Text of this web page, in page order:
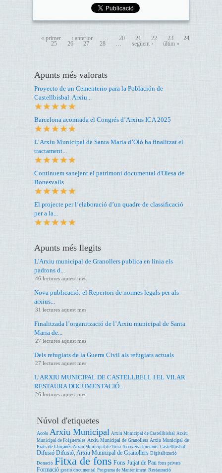
« primer ‹ anterior … 20 21 22 23
24
25
26 27 28 … següent › últim »
Apunts més valorats
Proyecto de un Cementerio para la Población de
Castellbisbal. Arxiu...
Barcelona acomiada el Congrés d’Arxius ICA 2025
L’Arxiu Municipal de Santa Maria d’Oló ha finalitzat el
tractament...
Continuem sanejant el patrimoni documental d'Olesa de
Bonesvalls
El projecte per l’elaboració d’un quadre de classificació
per a la...
Apunts més llegits
L'Arxiu municipal de Granollers publica en línia els
padrons d...
46 lectures aquest mes
Nova publicació: el Repertori de normes legals per als
arxius...
31 lectures aquest mes
Finalitzada l’organització de l’Arxiu municipal de Santa
Maria de...
27 lectures aquest mes
Dels refugiats de la Guerra Civil als refugiats actuals
27 lectures aquest mes
L’ARXIU MUNICIPAL DE CASTELLBELL I EL VILAR
RESTAURA DOCUMENTACIÓ...
26 lectures aquest mes
Núvol d'etiquetes
Accés Arxiu Municipal Arxiu Municipal de Castellbisbal Arxiu
Municipal de Folgueroles Arxiu Municipal de Granollers Arxiu Municipal de
Prats de Lluçanès Arxiu Municipal de Tona Arxivers itinerants Castellbisbal
Difusió Difusió; Arxiu Municipal de Granollers Digitalització
Donació Fitxa de fons Fons Jutjat de Pau fons privats
Formació gestió documental Programa de Manteniment Restauració